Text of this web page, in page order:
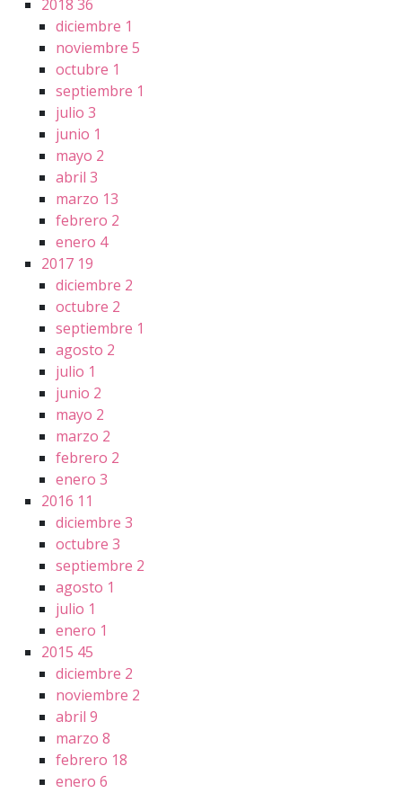
2018 36
diciembre 1
noviembre 5
octubre 1
septiembre 1
julio 3
junio 1
mayo 2
abril 3
marzo 13
febrero 2
enero 4
2017 19
diciembre 2
octubre 2
septiembre 1
agosto 2
julio 1
junio 2
mayo 2
marzo 2
febrero 2
enero 3
2016 11
diciembre 3
octubre 3
septiembre 2
agosto 1
julio 1
enero 1
2015 45
diciembre 2
noviembre 2
abril 9
marzo 8
febrero 18
enero 6